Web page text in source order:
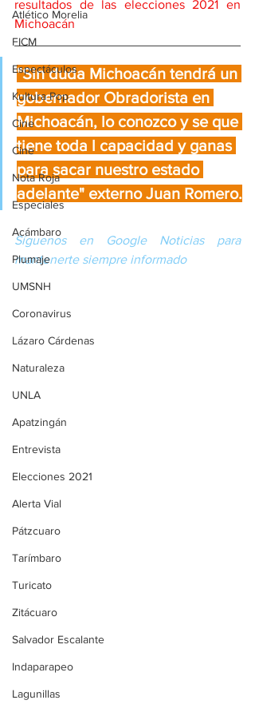
Atlético Morelia
FICM
Espectáculos
Kultura Pop
Cine
Cine
Nota Roja
Especiales
Acámbaro
Plumaje
UMSNH
Coronavirus
Lázaro Cárdenas
Naturaleza
UNLA
Apatzingán
Entrevista
Elecciones 2021
Alerta Vial
Pátzcuaro
Tarímbaro
Turicato
Zitácuaro
Salvador Escalante
Indaparapeo
Lagunillas
resultados de las elecciones 2021 en
Michoacán
"Sin duda Michoacán tendrá un
gobernador Obradorista en
Michoacán, lo conozco y se que
tiene toda l capacidad y ganas
para sacar nuestro estado
adelante" externo Juan Romero.
Síguenos en Google Noticias para
mantenerte siempre informado